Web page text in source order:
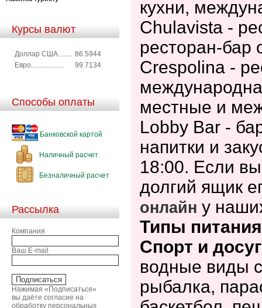
Курсы валют
Доллар США........ 86.5944
Евро...................
99.7134
Способы оплаты
Банковской картой
Наличный расчет
Безналичный расчет
Рассылка
Компания
Ваш E-mail
Нажимая «Подписаться»
вы даёте согласие на
обработку персональных
кухни,
Chulavista -
ресторан-бар
Crespolina -
местные и
Lobby Bar -
напитки и
18:00. Если
долгий ящик
онлайн у
Типы питания
Спорт и досуг
водные виды
рыбалка,